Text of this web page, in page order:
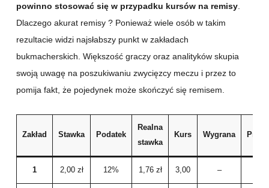
powinno stosować się w przypadku kursów na remisy
Dlaczego akurat remisy ? Ponieważ wiele osób w takim
rezultacie widzi najsłabszy punkt w zakładach
bukmacherskich. Większość graczy oraz analityków skupia
swoją uwagę na poszukiwaniu zwycięzcy meczu i przez to
pomija fakt, że pojedynek może skończyć się remisem.
Zakład Stawka Podatek
Realna
stawka
Kurs Wygrana
1 2,00 zł 12% 1,76 zł 3,00 –